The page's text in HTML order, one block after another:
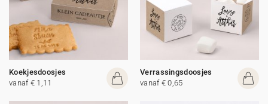
Koekjesdoosjes
vanaf € 1,11
Verrassingsdoosjes
vanaf € 0,65